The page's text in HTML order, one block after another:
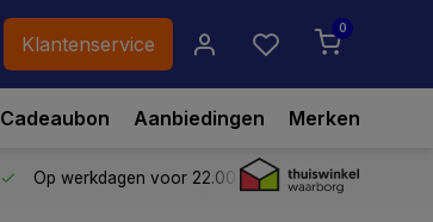
Klantenservice
0
Cadeaubon Aanbiedingen Merken
Op werkdagen voor 22.00 uur besteld,vandaag